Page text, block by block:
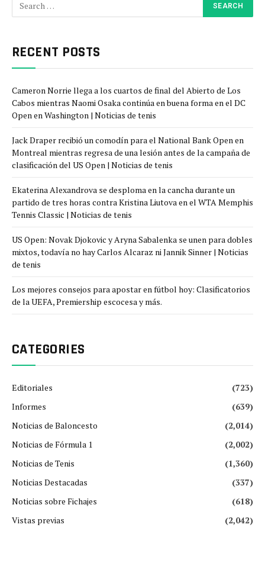
RECENT POSTS
Cameron Norrie llega a los cuartos de final del Abierto de Los
Cabos mientras Naomi Osaka continúa en buena forma en el DC
Open en Washington | Noticias de tenis
Jack Draper recibió un comodín para el National Bank Open en
Montreal mientras regresa de una lesión antes de la campaña de
clasificación del US Open | Noticias de tenis
Ekaterina Alexandrova se desploma en la cancha durante un
partido de tres horas contra Kristina Liutova en el WTA Memphis
Tennis Classic | Noticias de tenis
US Open: Novak Djokovic y Aryna Sabalenka se unen para dobles
mixtos, todavía no hay Carlos Alcaraz ni Jannik Sinner | Noticias
de tenis
Los mejores consejos para apostar en fútbol hoy: Clasificatorios
de la UEFA, Premiership escocesa y más.
CATEGORIES
Editoriales
(723)
Informes
(639)
Noticias de Baloncesto
(2,014)
Noticias de Fórmula 1
(2,002)
Noticias de Tenis
(1,360)
Noticias Destacadas
(337)
Noticias sobre Fichajes
(618)
Vistas previas
(2,042)